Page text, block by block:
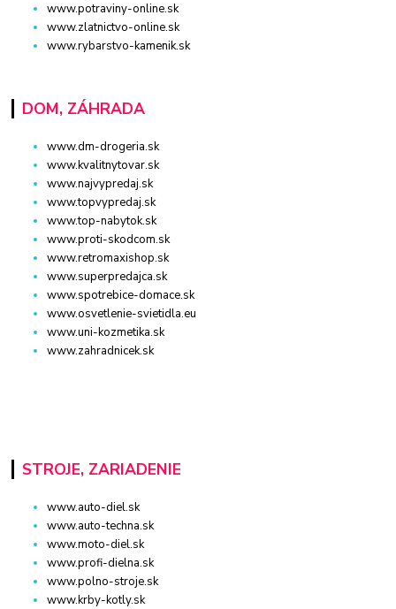
www.potraviny-online.sk
www.zlatnictvo-online.sk
www.rybarstvo-kamenik.sk
DOM, ZÁHRADA
www.dm-drogeria.sk
www.kvalitnytovar.sk
www.najvypredaj.sk
www.topvypredaj.sk
www.top-nabytok.sk
www.proti-skodcom.sk
www.retromaxishop.sk
www.superpredajca.sk
www.spotrebice-domace.sk
www.osvetlenie-svietidla.eu
www.uni-kozmetika.sk
www.zahradnicek.sk
STROJE, ZARIADENIE
www.auto-diel.sk
www.auto-techna.sk
www.moto-diel.sk
www.profi-dielna.sk
www.polno-stroje.sk
www.krby-kotly.sk